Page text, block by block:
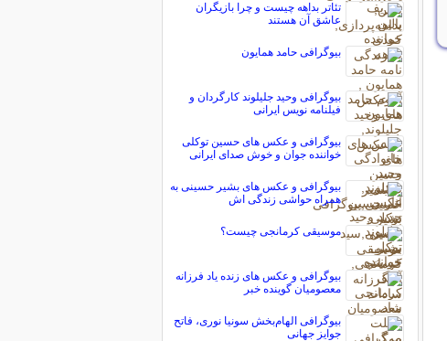
تئاتر بداهه چیست و چرا بازیگران
عاشق آن هستند
بیوگرافی حامد همایون
بیوگرافی وحید جلیلوند کارگردان و
فیلنامه نویس ایرانی
بیوگرافی و عکس های حسین توکلی
خواننده جوان و خوش صدای ایرانی
بیوگرافی و عکس های بشیر حسینی به
همراه حواشی زندگی اش
موسیقی کرمانجی چیست؟
بیوگرافی و عکس های زنده یاد فرزانه
معصومیان گوینده خبر
بیوگرافی الهام‌بخش سونیا نوری، فاتح
جوایز جهانی